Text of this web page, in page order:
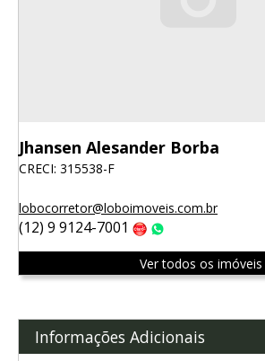
Jhansen Alesander Borba
CRECI: 315538-F
lobocorretor@loboimoveis.com.br
(12) 9 9124-7001 Claro
Ver todos os imóveis
Informações Adicionais